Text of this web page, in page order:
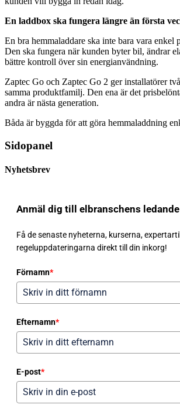
En laddbox ska fungera längre än första
En bra hemmaladdare ska inte bara vara enkel
Den ska fungera när kunden byter bil, ändrar
bättre kontroll över sin energianvändning.
Zaptec Go och Zaptec Go 2 ger installatörer
samma produktfamilj. Den ena är det
andra är nästa generation.
Båda är byggda för att göra hemmaladdning
Sidopanel
Nyhetsbrev
Anmäl dig till elbranschens
Få de senaste nyheterna, kurserna,
regeluppdateringarna direkt till din inkorg!
Förnamn*
Efternamn*
E-post*